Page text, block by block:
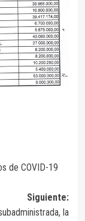
de COVID-19
Siguiente:
la